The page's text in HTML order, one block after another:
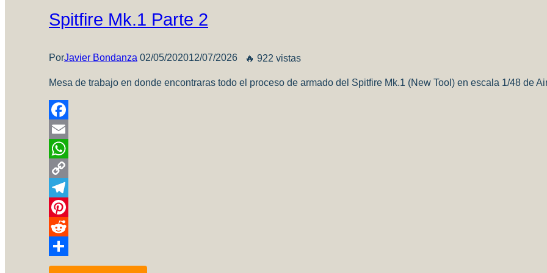
Estático
2025
Spitfire Mk.1 Parte 2
PorJavier Bondanza 02/05/202012/07/2026 🔥 922 vistas
Mesa de trabajo en donde encontraras todo el proceso de armado del Spitfire Mk.1 (New Tool) en escala 1/48 de
Facebook
Email
WhatsApp
Copy
Link
Telegram
Pinterest
Reddit
Compartir